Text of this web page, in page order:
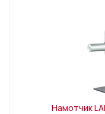
Намотчик